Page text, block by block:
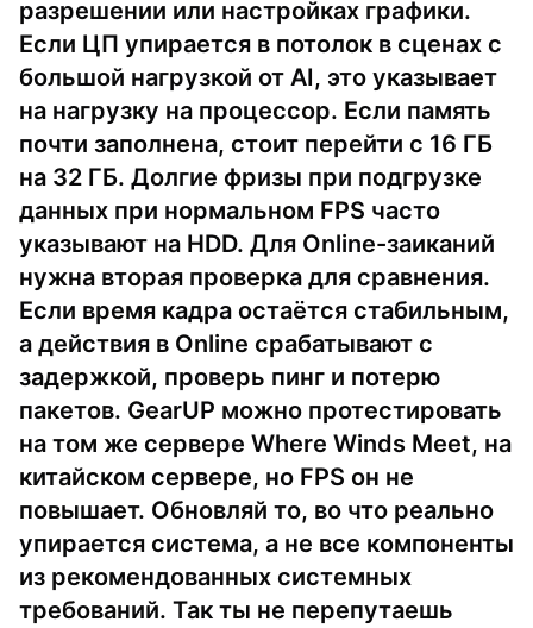
разрешении или настройках графики.
Если ЦП упирается в потолок в сценах с
большой нагрузкой от AI, это указывает
на нагрузку на процессор. Если память
почти заполнена, стоит перейти с 16 ГБ
на 32 ГБ. Долгие фризы при подгрузке
данных при нормальном FPS часто
указывают на HDD. Для Online-заиканий
нужна вторая проверка для сравнения.
Если время кадра остаётся стабильным,
а действия в Online срабатывают с
задержкой, проверь пинг и потерю
пакетов. GearUP можно протестировать
на том же сервере Where Winds Meet, на
китайском сервере, но FPS он не
повышает. Обновляй то, во что реально
упирается система, а не все компоненты
из рекомендованных системных
требований. Так ты не перепутаешь